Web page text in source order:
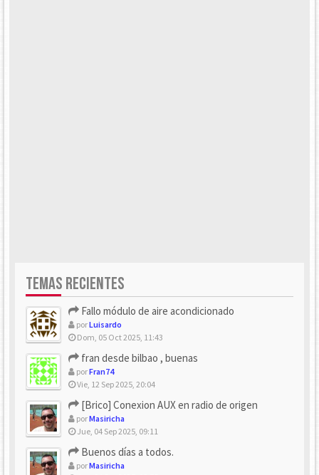
TEMAS RECIENTES
Fallo módulo de aire acondicionado
porLuisardo
Dom, 05 Oct 2025, 11:43
fran desde bilbao , buenas
porFran74
Vie, 12 Sep 2025, 20:04
[Brico] Conexion AUX en radio de origen
porMasiricha
Jue, 04 Sep 2025, 09:11
Buenos días a todos.
porMasiricha